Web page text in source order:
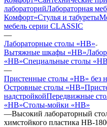
лабораторийЛабораторная
Комфорт»Стулья и табуреты
мебель серии CLASSIC
—
Лабораторные столы «НВ»
Вытяжные шкафы «НВ»
«НВ»Специальные столы
—
Пристенные столы «НВ» без
Островные столы «НВ»
надстройкойПередвижные
«НВ»Столы-мойки «НВ»
—Высокий лабораторный
химстойкого пластика НВ-